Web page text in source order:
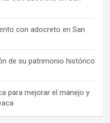
e
C
h
a
n
n
el
con adocreto en San
de su patrimonio histórico
para mejorar el manejo y